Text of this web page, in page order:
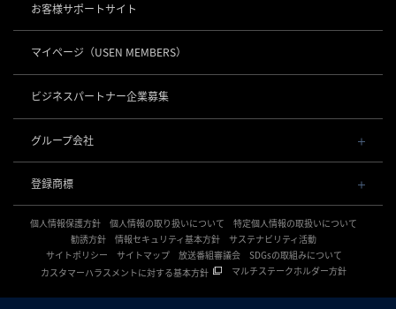
事業所一覧
店舗DX
グループ会社
USENセルフレジ
USENレジTAB HEALTHCARE
USEN ハンディ
USEN Mobile Order
USEN Tablet Order
USEN Order & Pay
USEN My Menu Premium
キャッシュレス決済
USEN PAY
USEN PAY QR
KettyBot Pro（配膳）
PuduBot2（配膳）
BellaBot Pro（配膳）
PUDU T300（運搬）
PUDU CC1（清掃）
KLEENBOT C30（清掃）
PUDU MT1（清掃）
集客・予約
USEN SMART RESERVE
ヒトサラ
サロン向け予約システム
「USEN RESERVE BEAUTY」
⁩音楽配信
USEN MUSIC Entertainment
OTORAKU -音・楽-
CM録音機能つきBGM
海外店舗BGM
複数店舗の配信管理
通信
USEN AIR UNLIMITED
USEN AIR
USEN光
USEN Wi-Fi
USEN PHONE
防犯カメラ
USEN Camera
サイネージ
開業サポート
お客様サポートサイト
マイページ （USEN MEMBERS）
ビジネスパートナー企業募集
グループ会社
USEN & U-NEXT GROUP
株式会社 U-NEXT HOLDINGS
登録商標
登録第７０２６８８０号
登録第６６５８３１３号
登録第６６１８６０３号
登録第６３８６７４６号
登録第６１５８６１６号
個人情報保護方針 個人情報の取り扱いについて
特定個人情報の取扱いについて
勧誘方針
情報セキュリティ基本方針
サステナビリティ活動
サイトポリシー
サイトマップ 放送番組審議会
SDGsの取組みについて
カスタマーハラスメントに対する基本方針
マルチステークホルダー方針